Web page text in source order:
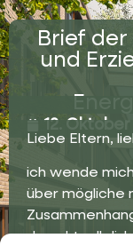
Brief
und
12.
Liebe Eltern,
ich wende
über mögliche
den aktuell